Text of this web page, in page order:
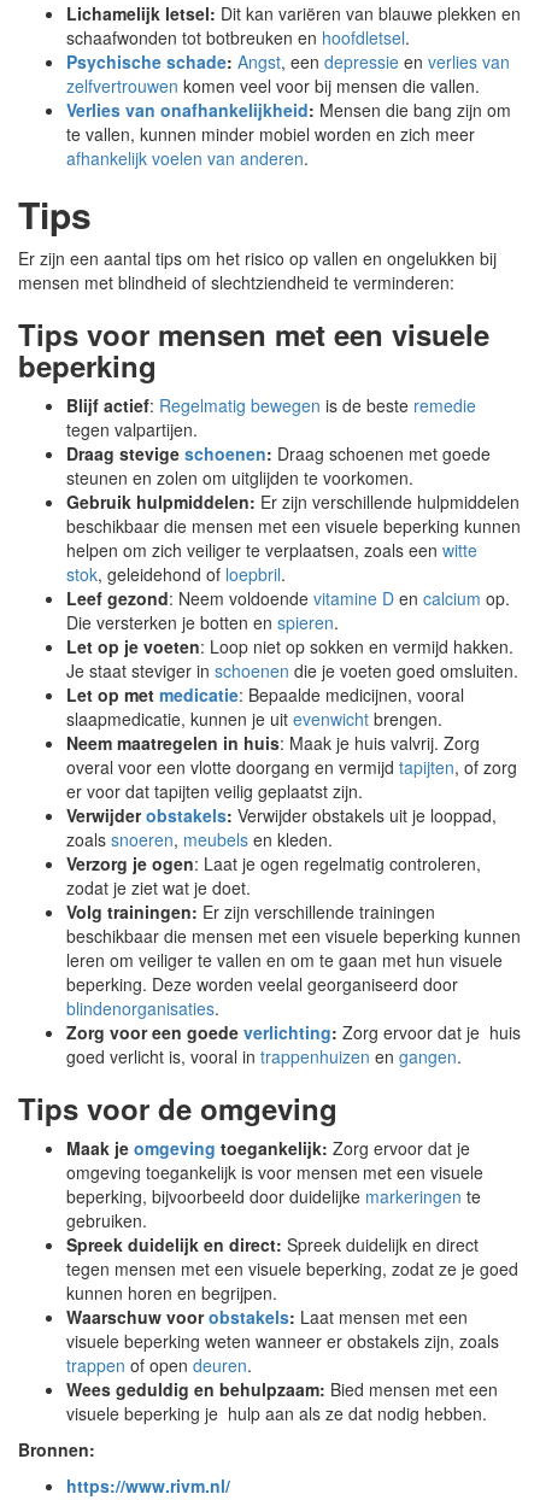
Lichamelijk letsel: Dit kan variëren van blauwe plekken en
schaafwonden tot botbreuken en hoofdletsel.
Psychische schade: Angst, een depressie en verlies van
zelfvertrouwen komen veel voor bij mensen die vallen.
Verlies van onafhankelijkheid: Mensen die bang zijn om
te vallen, kunnen minder mobiel worden en zich meer
afhankelijk voelen van anderen.
Tips
Er zijn een aantal tips om het risico op vallen en ongelukken bij
mensen met blindheid of slechtziendheid te verminderen:
Tips voor mensen met een visuele
beperking
Blijf actief: Regelmatig bewegen is de beste remedie
tegen valpartijen.
Draag stevige schoenen: Draag schoenen met goede
steunen en zolen om uitglijden te voorkomen.
Gebruik hulpmiddelen: Er zijn verschillende hulpmiddelen
beschikbaar die mensen met een visuele beperking kunnen
helpen om zich veiliger te verplaatsen, zoals een witte
stok, geleidehond of loepbril.
Leef gezond: Neem voldoende vitamine D en calcium op.
Die versterken je botten en spieren.
Let op je voeten: Loop niet op sokken en vermijd hakken.
Je staat steviger in schoenen die je voeten goed omsluiten.
Let op met medicatie: Bepaalde medicijnen, vooral
slaapmedicatie, kunnen je uit evenwicht brengen.
Neem maatregelen in huis: Maak je huis valvrij. Zorg
overal voor een vlotte doorgang en vermijd tapijten, of zorg
er voor dat tapijten veilig geplaatst zijn.
Verwijderobstakels: Verwijder obstakels uit je looppad,
zoals snoeren, meubels en kleden.
Verzorg je ogen: Laat je ogen regelmatig controleren,
zodat je ziet wat je doet.
Volg trainingen: Er zijn verschillende trainingen
beschikbaar die mensen met een visuele beperking kunnen
leren om veiliger te vallen en om te gaan met hun visuele
beperking. Deze worden veelal georganiseerd door
blindenorganisaties.
Zorg voor een goede verlichting: Zorg ervoor dat je huis
goed verlicht is, vooral in trappenhuizen en gangen.
Tips voor de omgeving
Maak je omgeving toegankelijk: Zorg ervoor dat je
omgeving toegankelijk is voor mensen met een visuele
beperking, bijvoorbeeld door duidelijke markeringen te
gebruiken.
Spreek duidelijk en direct: Spreek duidelijk en direct
tegen mensen met een visuele beperking, zodat ze je goed
kunnen horen en begrijpen.
Waarschuw voorobstakels: Laat mensen met een
visuele beperking weten wanneer er obstakels zijn, zoals
trappen of open deuren.
Wees geduldig en behulpzaam: Bied mensen met een
visuele beperking je hulp aan als ze dat nodig hebben.
Bronnen:
https://www.rivm.nl/